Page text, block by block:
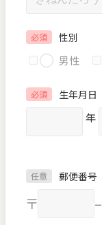
必須 性別
男性
必須 生年月日
年
任意 郵便番号
〒 –